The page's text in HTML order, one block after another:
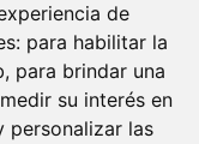
de
para habilitar la
, para brindar una
medir su interés en
personalizar las